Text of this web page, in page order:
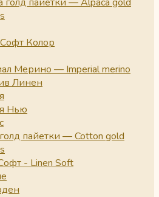
Колор
Мерино — Imperial merino
Линен
Нью
пайетки — Cotton gold
- Linen Soft